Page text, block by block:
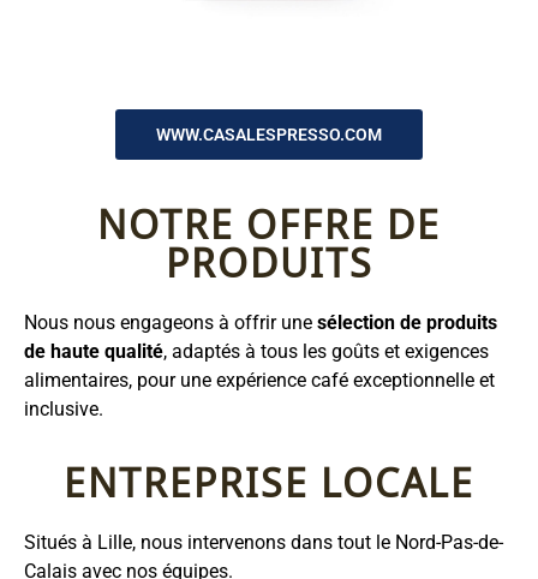
WWW.CASALESPRESSO.COM
NOTRE OFFRE DE
PRODUITS
Nous nous engageons à offrir une sélection de produits
de haute qualité, adaptés à tous les goûts et exigences
alimentaires, pour une expérience café exceptionnelle et
inclusive.
ENTREPRISE LOCALE
Situés à Lille, nous intervenons dans tout le Nord-Pas-de-
Calais avec nos équipes.